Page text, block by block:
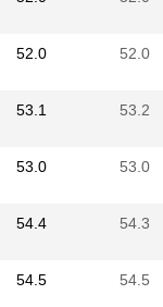
52.0 52.0
53.1 53.2
53.0 53.0
54.4 54.3
54.5 54.5